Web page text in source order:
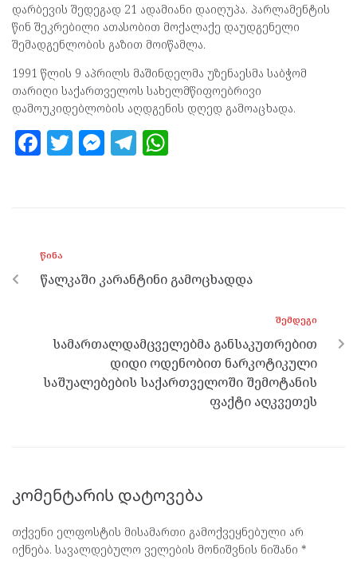
დარბევის შედეგად 21 ადამიანი დაიღუპა. პარლამენტის
წინ შეკრებილი ათასობით მოქალაქე დაუდგენელი
შემადგენლობის გაზით მოიწამლა.
1991 წლის 9 აპრილს მაშინდელმა უზენაესმა საბჭომ
თარიღი საქართველოს სახელმწიფოებრივი
დამოუკიდებლობის აღდგენის დღედ გამოაცხადა.
F
o
o
k
T M
er
T
m p
p
ᲬᲘᲜᲐ
წალკაში კარანტინი გამოცხადდა
ᲨᲔᲛᲓᲔᲒᲘ
სამართალდამცველებმა განსაკუთრებით
დიდი ოდენობით ნარკოტიკული
საშუალებების საქართველოში შემოტანის
ფაქტი აღკვეთეს
კომენტარის დატოვება
თქვენი ელფოსტის მისამართი გამოქვეყნებული არ
იქნება. სავალდებულო ველების მონიშვნის ნიშანი *